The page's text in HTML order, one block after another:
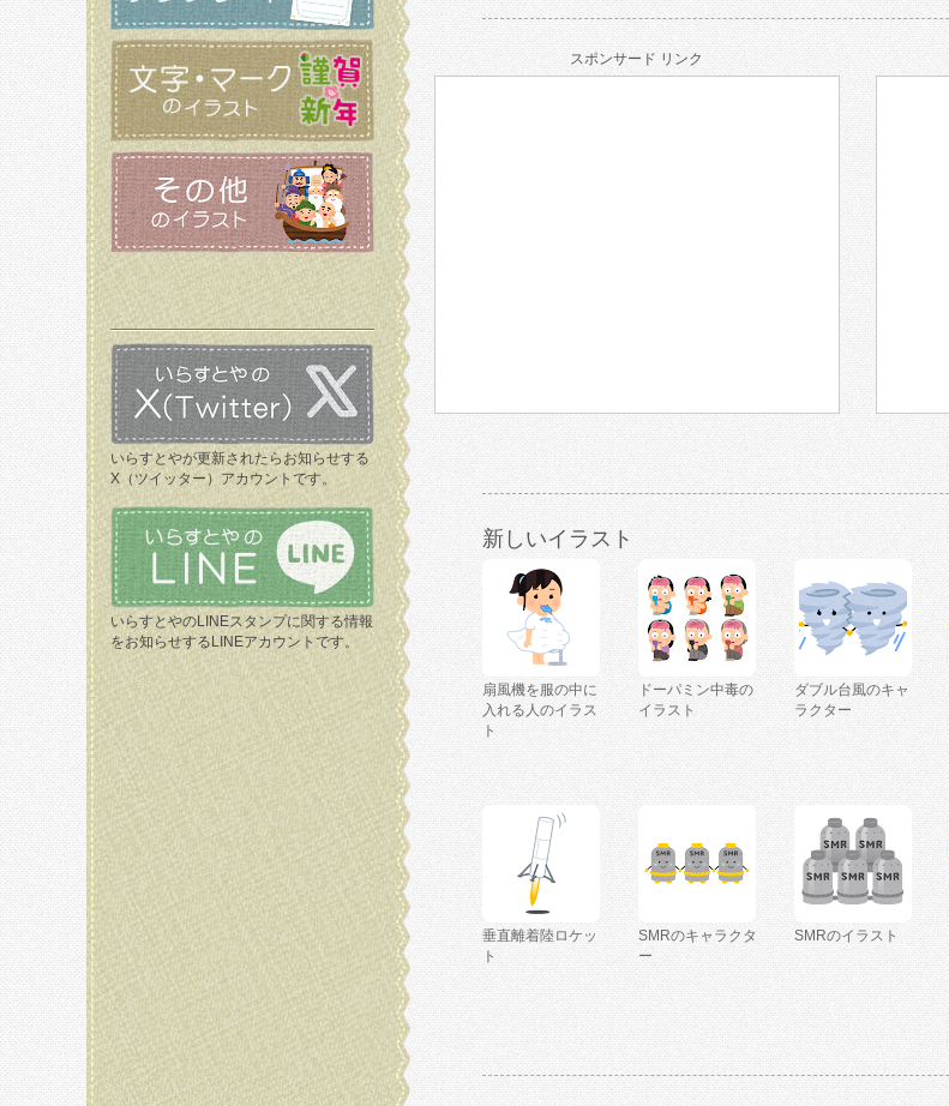
いらすとやが更新されたらお知らせする
X（ツイッター）アカウントです。
いらすとやのLINEスタンプに関する情報
をお知らせするLINEアカウントです。
スポンサード リンク
新しいイラスト
扇風機を服の中に
入れる人のイラス
ト
ドーパミン中毒の
イラスト
ダブル台風のキャ
ラクター
垂直離着陸ロケッ
ト
SMRのキャラクタ
ー
SMRのイラスト